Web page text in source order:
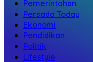
Pemerintahan
Persada Today
Ekonomi
Pendidikan
Politik
Lifestyle